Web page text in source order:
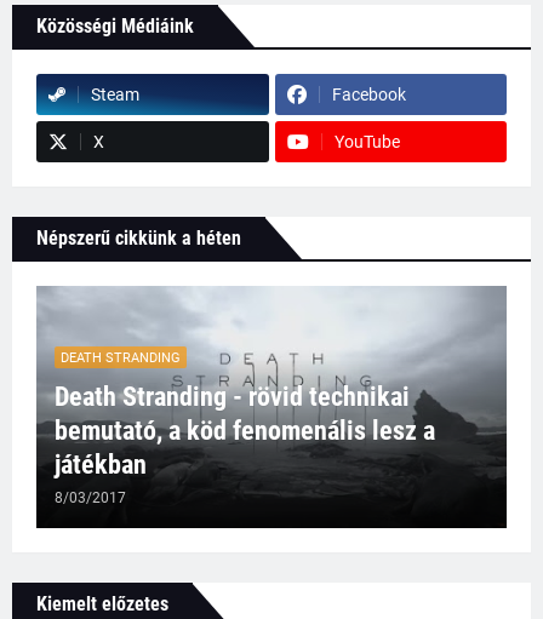
Közösségi Médiáink
Steam Facebook
X YouTube
Népszerű cikkünk a héten
DEATH STRANDING
Death Stranding - rövid technikai
bemutató, a köd fenomenális lesz a
játékban
8/03/2017
Kiemelt előzetes